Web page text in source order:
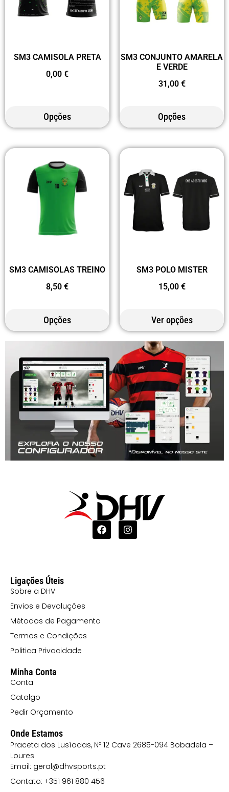
SM3 CAMISOLA PRETA
0,00 €
Opções
SM3 CONJUNTO AMARELA
E VERDE
31,00 €
Opções
SM3 CAMISOLAS TREINO
8,50 €
Opções
SM3 POLO MISTER
15,00 €
Ver opções
Ligações Úteis
Sobre a DHV
Envios e Devoluções
Métodos de Pagamento
Termos e Condições
Politica Privacidade
Minha Conta
Conta
Catalgo
Pedir Orçamento
Onde Estamos
Praceta dos Lusíadas, Nº 12 Cave 2685-094 Bobadela –
Loures
Email: geral@dhvsports.pt
Contato: +351 961 880 456